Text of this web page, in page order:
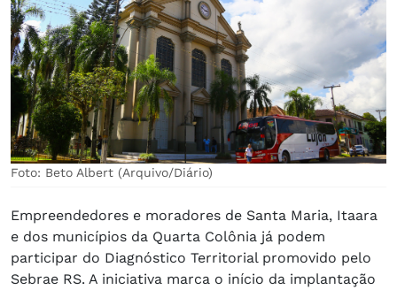
Foto: Beto Albert (Arquivo/Diário)
Empreendedores e moradores de Santa Maria, Itaara
e dos municípios da Quarta Colônia já podem
participar do Diagnóstico Territorial promovido pelo
Sebrae RS. A iniciativa marca o início da implantação